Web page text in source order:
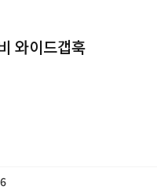
와이드갭훅